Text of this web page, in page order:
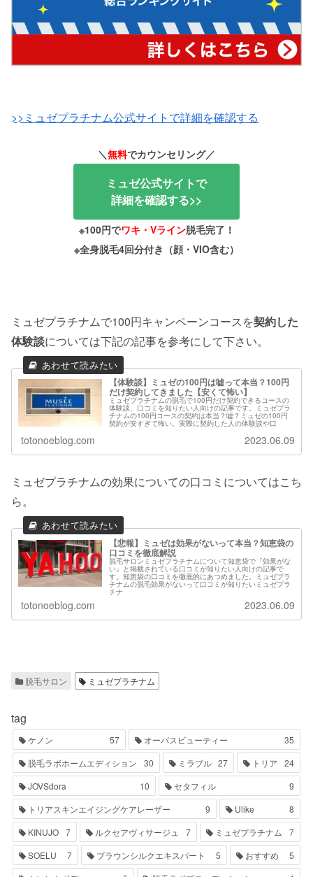
>>ミュゼプラチナム公式サイトで詳細を確認する
＼無料でカウンセリング／
ミュゼ公式サイトで
詳細を確認する>>
※100円でワキ・Vライン脱毛完了！
※全身脱毛4回分付き（顔・VIO含む）
ミュゼプラチナムで100円キャンペーンコースを契約した
体験談については下記の記事を参考にして下さい。
【体験談】ミュゼの100円は嘘って本当？100円
だけ契約してきました【安くて怖い】
ミュゼプラチナムの脱毛で100円だけ契約できるコースの
体験談、口コミを知りたい人向けの記事です。ミュゼプラ
チナムの100円コースの契約は本当？嘘？ミュゼの100円
契約が安すぎて怖い。実際に契約した人の体験談や口
totonoeblog.com 2023.06.09
ミュゼプラチナムの効果についての口コミについてはこち
ら。
【悲報】ミュゼは効果がないって本当？知恵袋の
口コミを徹底解説
脱毛サロンミュゼプラチナムについて知恵袋で『効果がな
い』と掲載されている口コミが知りたい人向けの記事で
す。知恵袋の口コミを徹底的にあつめました。ミュゼプラ
チナムの脱毛効果がないって口コミが知りたいミュゼプラ
チナ
totonoeblog.com 2023.06.09
脱毛サロン ミュゼプラチナム
tag
ケノン 57 オーパスビューティー
35
脱毛ラボホームエディション
30 ミラブル 27 トリア
24
JOVSdora
10 セタフィル
9
トリアスキンエイジングケアレーザー
9 Ulike
8
KINUJO 7 ルクセアヴィサージュ 7 ミュゼプラチナム
7
SOELU
7 ブラウンシルクエキスパート 5 おすすめ
5